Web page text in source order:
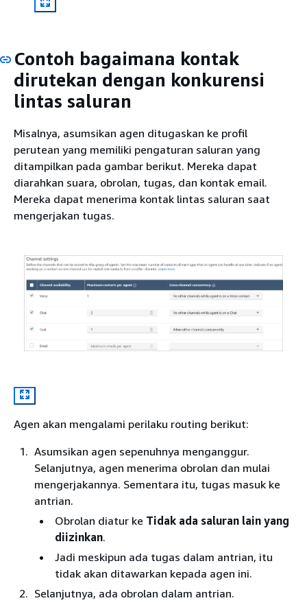
Contoh bagaimana kontak
dirutekan dengan konkurensi
lintas saluran
Misalnya, asumsikan agen ditugaskan ke profil
perutean yang memiliki pengaturan saluran yang
ditampilkan pada gambar berikut. Mereka dapat
diarahkan suara, obrolan, tugas, dan kontak email.
Mereka dapat menerima kontak lintas saluran saat
mengerjakan tugas.
Agen akan mengalami perilaku routing berikut:
Asumsikan agen sepenuhnya menganggur.
Selanjutnya, agen menerima obrolan dan mulai
mengerjakannya. Sementara itu, tugas masuk ke
antrian.
Obrolan diatur ke Tidak ada saluran lain yang
diizinkan.
Jadi meskipun ada tugas dalam antrian, itu
tidak akan ditawarkan kepada agen ini.
Selanjutnya, ada obrolan dalam antrian.